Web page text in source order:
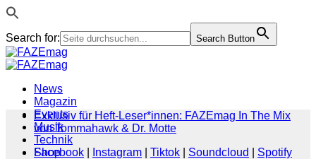
Search for: Search Button
Zum
Inhalt
News
Magazin
Events
Musik
Technik
Shop
Exklusiv für Heft-Leser*innen: FAZEmag In The Mix
von Tommahawk & Dr. Motte
Facebook
Instagram Tiktok Soundcloud
Spotify